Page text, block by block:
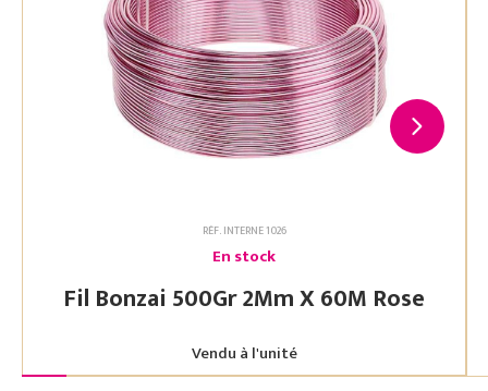
RÉF. INTERNE 1026
En stock
Fil Bonzai 500Gr 2Mm X 60M Rose
Vendu à l'unité